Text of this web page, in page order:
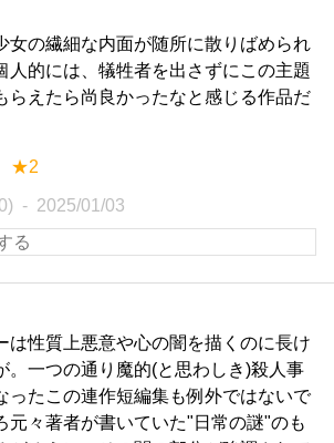
女の繊細な内面が随所に散りばめられ
人的には、犠牲者を出さずにこの主題
らえたら尚良かったなと感じる作品だ
★2
2025/01/03
は性質上悪意や心の闇を描くのに長け
。一つの通り魔的(と思わしき)殺人事
ったこの連作短編集も例外ではないで
元々著者が書いていた"日常の謎"のも